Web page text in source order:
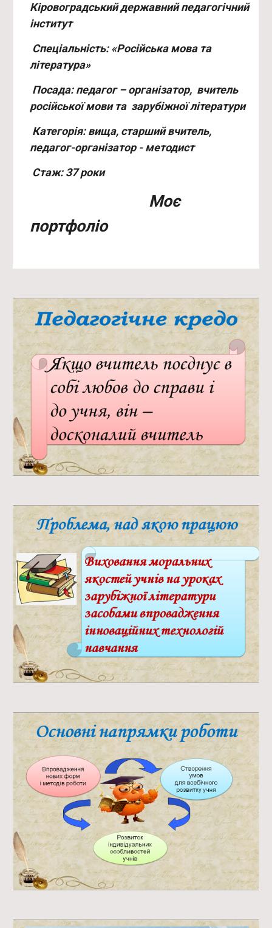
Кіровоградський державний педагогічний
інститут
Спеціальність: «Російська мова та
література»
Посада: педагог – організатор, вчитель
російської мови та зарубіжної літератури
Категорія: вища, старший вчитель,
педагог-організатор - методист
Стаж: 37роки
Моє
портфоліо